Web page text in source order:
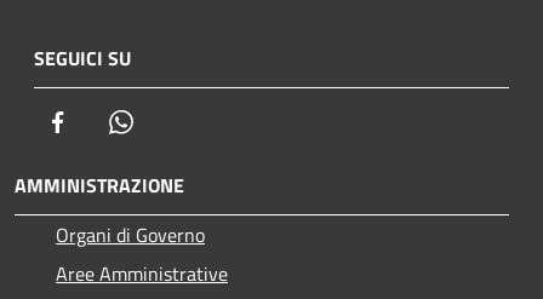
SEGUICI SU
Facebook
AMMINISTRAZIONE
Organi di Governo
Aree Amministrative